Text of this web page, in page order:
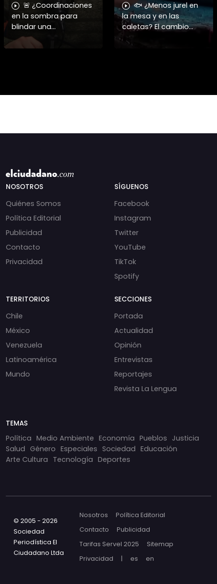
🚨 ¿Coordinaciones
en la sombra para
blindar una
candidatura
presidencial? Nuevos
🐟 ¿Menos jurel en
la mesa y en las
caletas? El cambio
climático y El Niño
alteran las aguas
NOSOTROS
Quiénes Somos
Política Editorial
Publicidad
Contacto
Privacidad
SÍGUENOS
Facebook
Instagram
Twitter
YouTube
TikTok
Spotify
TERRITORIOS
Chile
México
Venezuela
Latinoamérica
Mundo
SECCIONES
Portada
Actualidad
Opinión
Entrevistas
Reportajes
Revista La Lengua
TEMAS
Política Medio Ambiente Economía Pueblos Justicia
Salud Género Especiales Sociedad Educación
Arte Cultura Tecnología Deportes
© 2005 - 2026
Sociedad
Periodística El
Ciudadano Ltda
Nosotros
Política Editorial
Contacto
Publicidad
Tarifas Servel 2025
Sitemap
Privacidad
| es en